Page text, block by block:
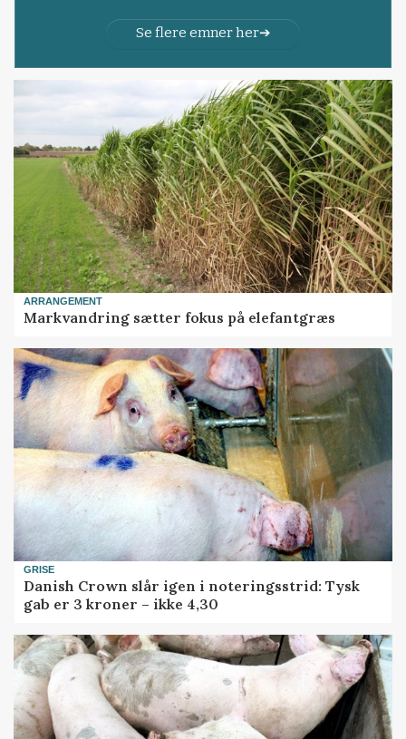
Se flere emner her
ARRANGEMENT
Markvandring sætter fokus på elefantgræs
GRISE
Danish Crown slår igen i noteringsstrid: Tysk
gab er 3 kroner – ikke 4,30